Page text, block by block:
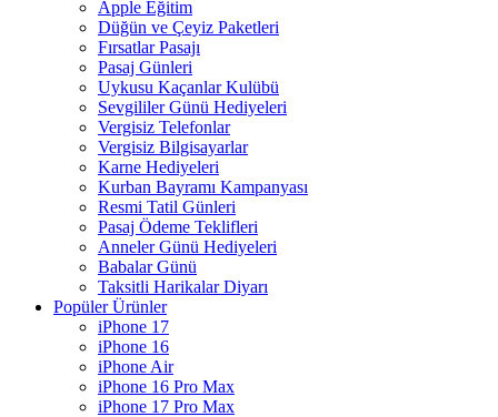
Apple Eğitim
Düğün ve Çeyiz Paketleri
Fırsatlar Pasajı
Pasaj Günleri
Uykusu Kaçanlar Kulübü
Sevgililer Günü Hediyeleri
Vergisiz Telefonlar
Vergisiz Bilgisayarlar
Karne Hediyeleri
Kurban Bayramı Kampanyası
Resmi Tatil Günleri
Pasaj Ödeme Teklifleri
Anneler Günü Hediyeleri
Babalar Günü
Taksitli Harikalar Diyarı
Popüler Ürünler
iPhone 17
iPhone 16
iPhone Air
iPhone 16 Pro Max
iPhone 17 Pro Max